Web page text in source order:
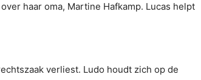
haar oma, Martine Hafkamp. Lucas helpt
verliest. Ludo houdt zich op de